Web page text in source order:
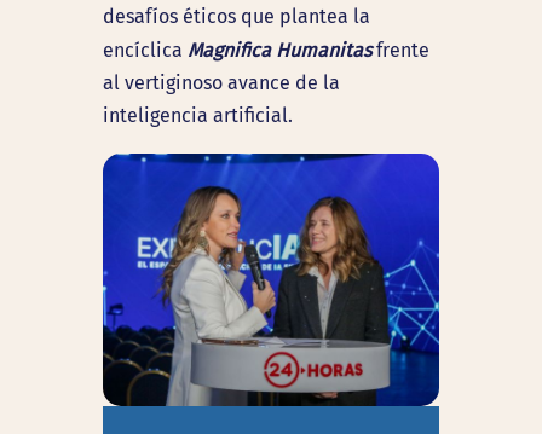
desafíos éticos que plantea la
encíclica Magnifica Humanitasfrente
al vertiginoso avance de la
inteligencia artificial.